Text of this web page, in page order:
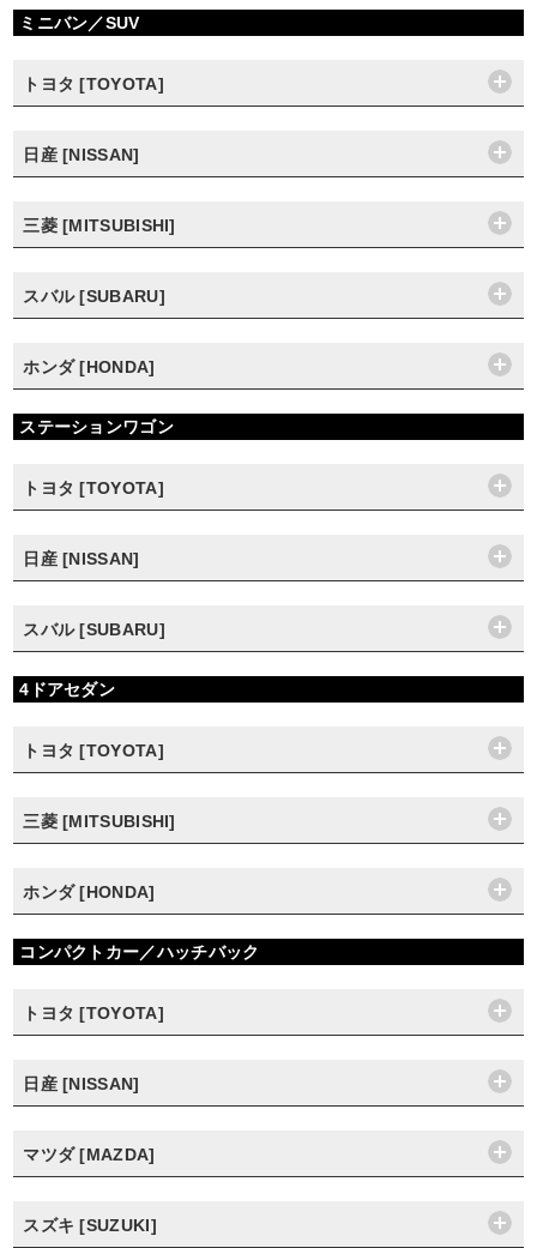
ミニバン／SUV
トヨタ [TOYOTA]
日産 [NISSAN]
三菱 [MITSUBISHI]
スバル [SUBARU]
ホンダ [HONDA]
ステーションワゴン
トヨタ [TOYOTA]
日産 [NISSAN]
スバル [SUBARU]
4ドアセダン
トヨタ [TOYOTA]
三菱 [MITSUBISHI]
ホンダ [HONDA]
コンパクトカー／ハッチバック
トヨタ [TOYOTA]
日産 [NISSAN]
マツダ [MAZDA]
スズキ [SUZUKI]